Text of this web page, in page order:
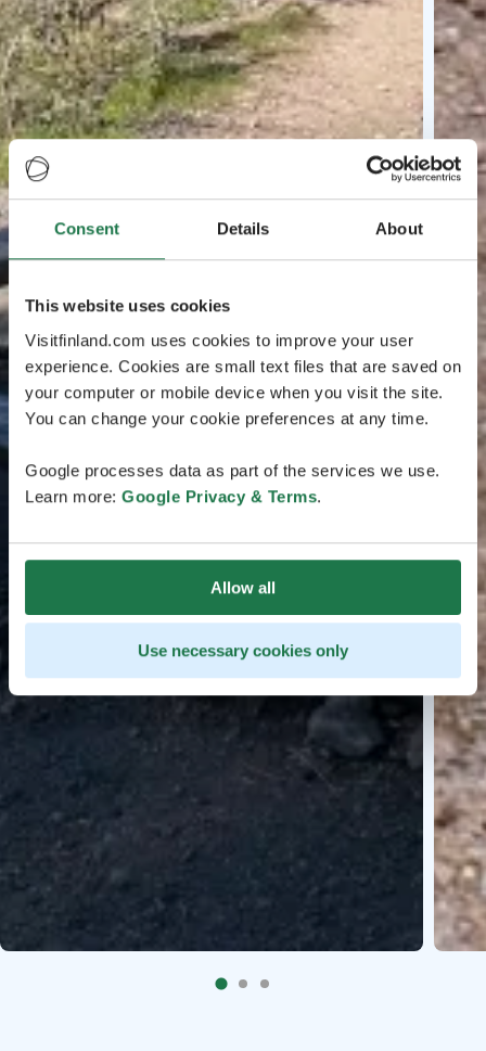
Consent Details About
This website uses cookies
Visitfinland.com uses cookies to improve your user
experience. Cookies are small text files that are saved on
your computer or mobile device when you visit the site.
You can change your cookie preferences at any time.
Google processes data as part of the services we use.
Learn more: Google Privacy & Terms.
Allow all
Use necessary cookies only